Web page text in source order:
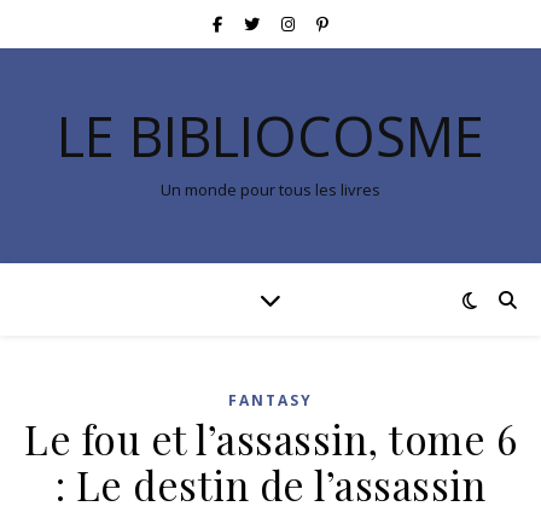
LE BIBLIOCOSME
Un monde pour tous les livres
FANTASY
Le fou et l’assassin, tome 6
: Le destin de l’assassin